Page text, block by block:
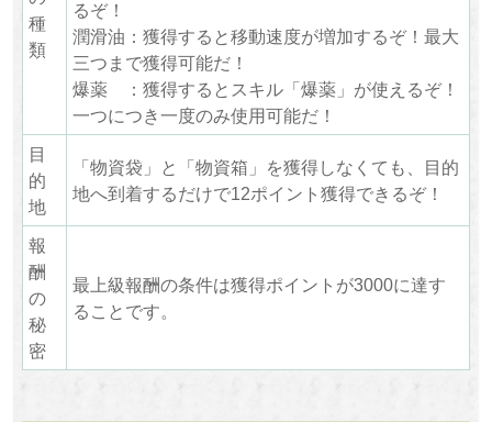
種
類
るぞ！
潤滑油：獲得すると移動速度が増加するぞ！最大
三つまで獲得可能だ！
爆薬 ：獲得するとスキル「爆薬」が使えるぞ！
一つにつき一度のみ使用可能だ！
目
的
地
「物資袋」と「物資箱」を獲得しなくても、目的
地へ到着するだけで12ポイント獲得できるぞ！
報
酬
の
秘
密
最上級報酬の条件は獲得ポイントが3000に達す
ることです。